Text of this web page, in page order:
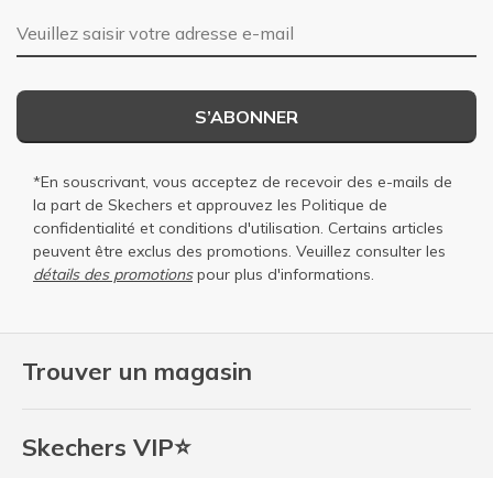
Trouver un magasin
Skechers VIP⭐
Adresse e-mail
S’ABONNER
*En souscrivant, vous acceptez de recevoir des e-mails de
la part de Skechers et approuvez les Politique de
confidentialité et conditions d'utilisation. Certains articles
peuvent être exclus des promotions. Veuillez consulter les
détails des promotionspour plus d'informations.